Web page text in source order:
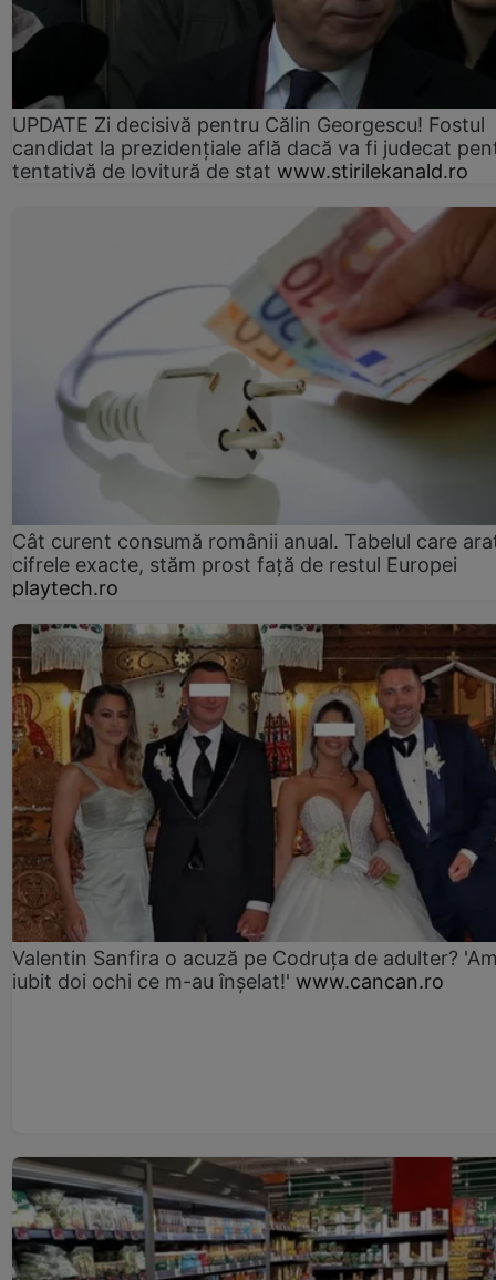
UPDATE Zi decisivă pentru Călin Georgescu! Fostul
candidat la prezidențiale află dacă va fi judecat
tentativă de lovitură de stat www.stirilekanald.ro
Cât curent consumă românii anual. Tabelul care
cifrele exacte, stăm prost faţă de restul Europei
playtech.ro
Valentin Sanfira o acuză pe Codruța de adulter?
iubit doi ochi ce m-au înșelat!' www.cancan.ro